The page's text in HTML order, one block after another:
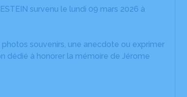
survenu le lundi 09 mars 2026 à
souvenirs, une anecdote ou exprimer
dédié à honorer la mémoire de Jérome